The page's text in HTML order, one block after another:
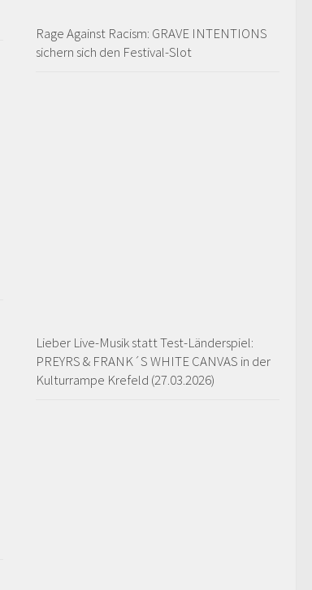
Rage Against Racism: GRAVE INTENTIONS
sichern sich den Festival-Slot
Lieber Live-Musik statt Test-Länderspiel:
PREYRS & FRANK´S WHITE CANVAS in der
Kulturrampe Krefeld (27.03.2026)